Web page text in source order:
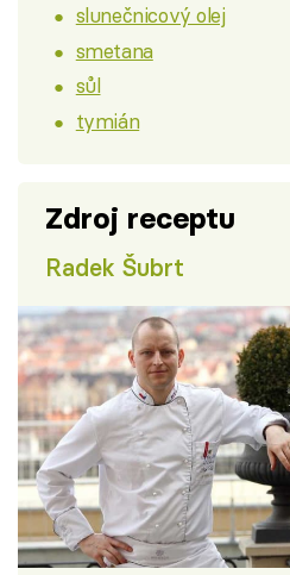
slunečnicový olej
smetana
sůl
tymián
Zdroj receptu
Radek Šubrt